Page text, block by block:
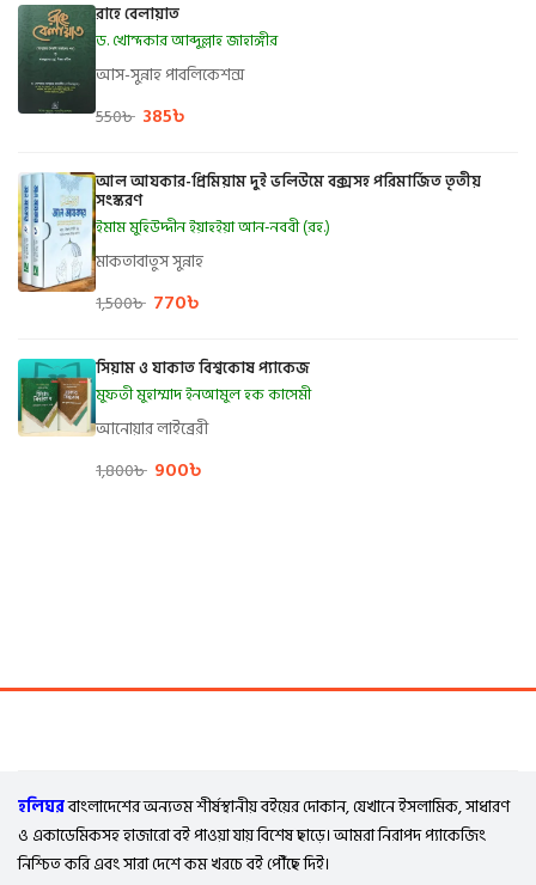
রাহে বেলায়াত
ড. খোন্দকার আব্দুল্লাহ জাহাঙ্গীর
আস-সুন্নাহ পাবলিকেশন্স
550৳ 385৳
আল আযকার-প্রিমিয়াম দুই ভলিউমে বক্সসহ পরিমার্জিত তৃতীয়
সংস্করণ
ইমাম মুহিউদ্দীন ইয়াহইয়া আন-নববী (রহ.)
মাকতাবাতুস সুন্নাহ
1,500৳ 770৳
সিয়াম ও যাকাত বিশ্বকোষ প্যাকেজ
মুফতী মুহাম্মাদ ইনআমুল হক কাসেমী
আনোয়ার লাইব্রেরী
1,800৳ 900৳
হলিঘরবাংলাদেশের অন্যতম শীর্ষস্থানীয় বইয়ের দোকান, যেখানে ইসলামিক, সাধারণ
ও একাডেমিকসহ হাজারো বই পাওয়া যায় বিশেষ ছাড়ে। আমরা নিরাপদ প্যাকেজিং
নিশ্চিত করি এবং সারা দেশে কম খরচে বই পৌঁছে দিই।